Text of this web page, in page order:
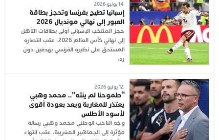
14 يوليو 2026
إسبانيا تطيح بفرنسا وتحجز بطاقة
العبور إلى نهائي مونديال 2026
حجز المنتخب الإسباني أولى بطاقات التأهل
إلى نهائي كأس العالم 2026، عقب انتصاره
المستحق على نظيره الفرنسي بهدفين دون
رد،
12 يوليو 2026
“طموحنا لم ينته”.. محمد وهبي
يعتذر للمغاربة ويعد بعودة أقوى
لأسود الأطلس
وجّه الناخب الوطني محمد وهبي رسالة
مؤثرة إلى الجماهير المغربية، عقب انتهاء